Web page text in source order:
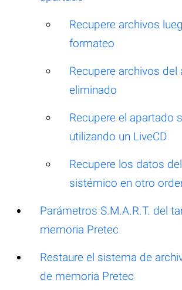
Recupere archivos
formateo
Recupere archivos del
eliminado
Recupere el apartado
utilizando un LiveCD
Recupere los datos
sistémico en otro
Parámetros S.M.A.R.T. del
memoria Pretec
Restaure el sistema de
de memoria Pretec